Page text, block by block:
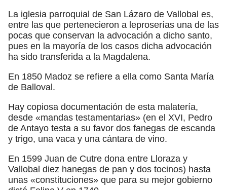
La iglesia parroquial de San Lázaro de Vallobal es,
entre las que pertenecieron a leproserías una de las
pocas que conservan la advocación a dicho santo,
pues en la mayoría de los casos dicha advocación
ha sido transferida a la Magdalena.
En 1850 Madoz se refiere a ella como Santa María
de Balloval.
Hay copiosa documentación de esta malatería,
desde «mandas testamentarias» (en el XVI, Pedro
de Antayo testa a su favor dos fanegas de escanda
y trigo, una vaca y una cántara de vino.
En 1599 Juan de Cutre dona entre Lloraza y
Vallobal diez hanegas de pan y dos tocinos) hasta
unas «constituciones» que para su mejor gobierno